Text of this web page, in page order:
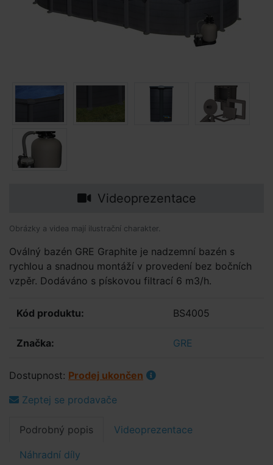
Videoprezentace
Obrázky a videa mají ilustrační charakter.
Oválný bazén GRE Graphite je nadzemní bazén s
rychlou a snadnou montáží v provedení bez bočních
vzpěr. Dodáváno s pískovou filtrací 6 m3/h.
Kód produktu: BS4005
Značka: GRE
Dostupnost: Prodej ukončen
Zeptej se prodavače
Podrobný popis Videoprezentace
Náhradní díly